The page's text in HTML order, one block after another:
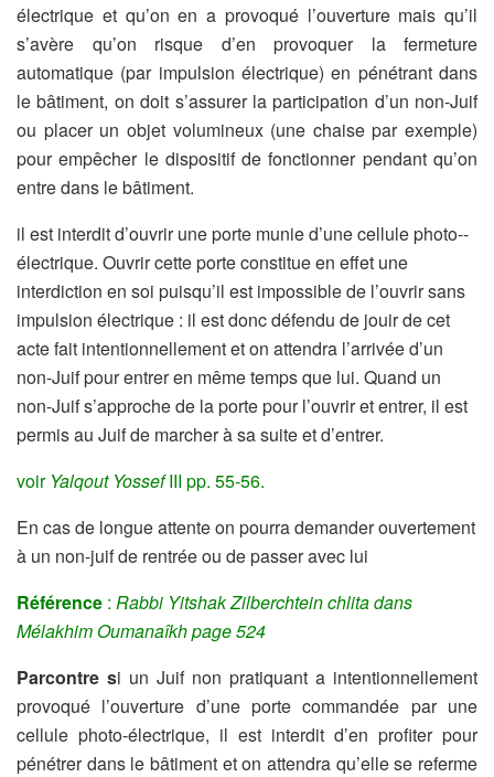
électrique et qu’on en a provoqué l’ouverture mais qu’il
s’avère qu’on risque d’en provoquer la fermeture
automatique (par impulsion électrique) en pénétrant dans
le bâtiment, on doit s’assurer la participation d’un non-Juif
ou placer un objet volumineux (une chaise par exemple)
pour empêcher le dispositif de fonctionner pendant qu’on
entre dans le bâtiment.
il est interdit d’ouvrir une porte munie d’une cellule photo-­
électrique. Ouvrir cette porte constitue en effet une
interdiction en soi puisqu’il est impossible de l’ouvrir sans
impulsion électrique : il est donc défendu de jouir de cet
acte fait intentionnellement et on attendra l’arrivée d’un
non-Juif pour entrer en même temps que lui. Quand un
non-Juif s’approche de la porte pour l’ouvrir et entrer, il est
permis au Juif de marcher à sa suite et d’entrer.
voir Yalqout YossefIII pp. 55-56.
En cas de longue attente on pourra demander ouvertement
à un non-juif de rentrée ou de passer avec lui
Référence : Rabbi Yitshak Zilberchtein chlita dans
Mélakhim Oumanaîkh page 524
Parcontre si un Juif non pratiquant a intentionnellement
provoqué l’ouverture d’une porte commandée par une
cellule photo-électrique, il est interdit d’en profiter pour
pénétrer dans le bâtiment et on attendra qu’elle se referme